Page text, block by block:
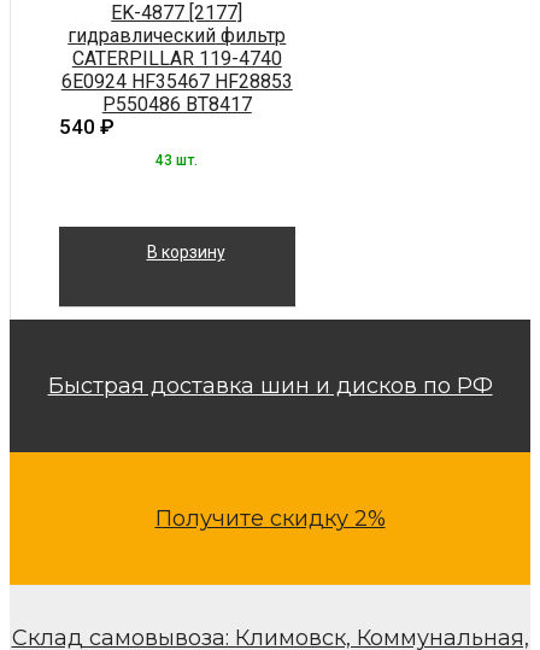
EK-4877 [2177]
гидравлический фильтр
CATERPILLAR 119-4740
6E0924 HF35467 HF28853
P550486 BT8417
540 ₽
43 шт.
В корзину
Быстрая доставка шин и дисков по РФ
Получите скидку 2%
Склад самовывоза: Климовск, Коммунальная,